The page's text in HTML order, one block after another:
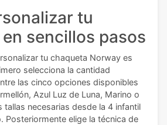
tu
sencillos pasos
tu chaqueta Norway es
selecciona la cantidad
las cinco opciones disponibles
Azul Luz de Luna, Marino o
tallas necesarias desde la 4 infantil
Posteriormente elige la técnica de